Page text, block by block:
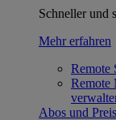
Schneller und
Mehr erfahren
Remote
Remote
Abos und